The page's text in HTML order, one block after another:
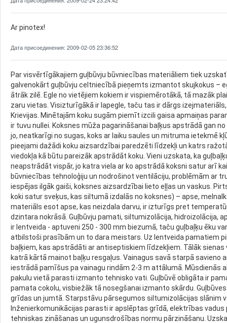
Ar pinotex!
Дата присоединения: 2009-02-05 23:36:52
Par visvērtīgākajiem guļbūvju būvniecības materiāliem tiek
galvenokārt guļbūvju celtniecībā pieņemts izmantot skujkokus –
ātrāk zilē. Egle no vietējiem kokiem ir vispiemērotākā, tā mazāk
zaru vietas. Visizturīgākā ir lapegle, taču tas ir dārgs
Krievijas. Minētajām koku sugām piemīt izcili gaisa apmaiņas
ir tuvu nullei. Koksnes mūža pagarināšanai baļķus apstrādā gan
jo, neatkarīgi no sugas, koks ar laiku saules un mitruma ietekmē
pieejami dažādi koku aizsardzībai paredzēti līdzekļi un katrs
viedokļa kā būtu pareizāk apstrādāt koku. Vieni uzskata, ka
neapstrādāt vispār, jo katra viela ar ko apstrādā koksni satur arī
būvniecības tehnoloģiju un nodrošinot ventilāciju, problēmām ar
iespējas ilgāk gaiši, koksnes aizsardzībai lieto eļļas un vaskus.
koki satur sveķus, kas siltumā izdalās no koksnes) – apse,
materiāls esot apse, kas neizdala darvu, ir izturīgs pret
dzintara nokrāsā. Guļbūvju pamati, siltumizolācija, hidroizolācija,
ir lentveida - aptuveni 250 - 300 mm biezumā, taču guļbaļķu ēku
atbilstoši prasībām un to dara meistars. Uz lentveida pamatiem
baļķiem, kas apstrādāti ar antiseptiskiem līdzekļiem. Tālāk
katrā kārtā mainot baļķu resgaļus. Vainagus savā starpā savieno
iestrādā pamīšus pa vainagu rindām 2-3 m attālumā. Mūsdienās
pakulu vietā parasti izmanto tehnisko vati. Guļbūvē obligāta ir
pamata cokolu, visbiežāk tā nosegšanai izmanto skārdu.
grīdas un jumtā. Starpstāvu pārsegumos siltumizolācijas slānim
Inženierkomunikācijas parasti ir apslēptas grīdā, elektrības
tehniskas zināšanas un ugunsdrošības normu pārzināšanu.